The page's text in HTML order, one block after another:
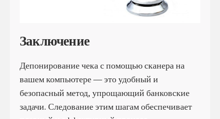
Заключение
Депонирование чека с помощью сканера на
вашем компьютере — это удобный и
безопасный метод, упрощающий банковские
задачи. Следование этим шагам обеспечивает